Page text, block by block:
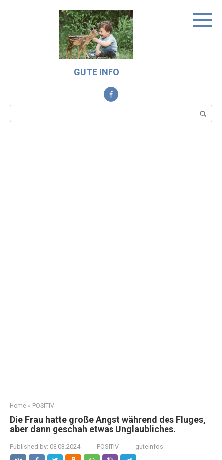
GUTE INFO
Search:
Home » POSITIV
Die Frau hatte große Angst während des Fluges,
aber dann geschah etwas Unglaubliches.
Published by: 08.03.2024 POSITIV guteinfos